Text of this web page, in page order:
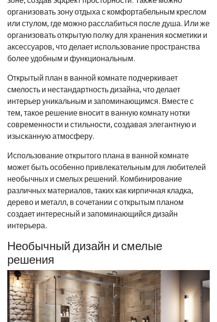
организовать зону отдыха с комфортабельным креслом
или стулом, где можно расслабиться после душа. Или же
организовать открытую полку для хранения косметики и
аксессуаров, что делает использование пространства
более удобным и функциональным.
Открытый план в ванной комнате подчеркивает
смелость и нестандартность дизайна, что делает
интерьер уникальным и запоминающимся. Вместе с
тем, такое решение вносит в ванную комнату нотки
современности и стильности, создавая элегантную и
изысканную атмосферу.
Использование открытого плана в ванной комнате
может быть особенно привлекательным для любителей
необычных и смелых решений. Комбинирование
различных материалов, таких как кирпичная кладка,
дерево и металл, в сочетании с открытым планом
создает интересный и запоминающийся дизайн
интерьера.
Необычный дизайн и смелые
решения